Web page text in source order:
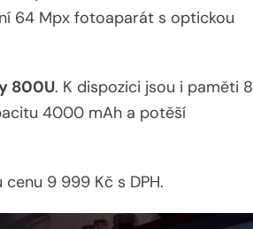
64 Mpx fotoaparát s optickou
800U. K dispozici jsou i paměti 8
4000 mAh a potěší
9 999 Kč s DPH.